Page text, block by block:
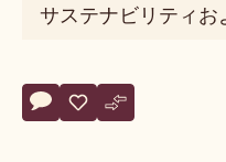
の
silky
サステナビリティお
Actions
コメント
- 823保存
- 823比較
- 823